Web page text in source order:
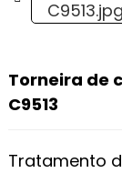
Torneira de
C9513
Tratamento